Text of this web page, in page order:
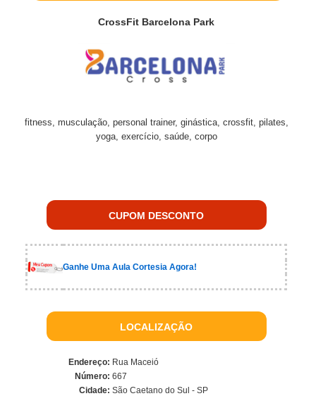
CrossFit Barcelona Park
fitness, musculação, personal trainer, ginástica, crossfit, pilates,
yoga, exercício, saúde, corpo
CUPOM DESCONTO
Ganhe Uma Aula Cortesia Agora!
LOCALIZAÇÃO
Endereço: Rua Maceió
Número: 667
Cidade: São Caetano do Sul - SP